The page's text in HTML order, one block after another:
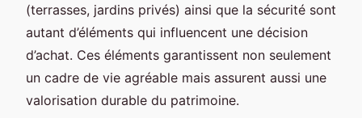
(terrasses, jardins privés) ainsi que la sécurité sont
autant d’éléments qui influencent une décision
d’achat. Ces éléments garantissent non seulement
un cadre de vie agréable mais assurent aussi une
valorisation durable du patrimoine.